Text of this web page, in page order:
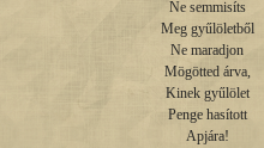
Ne semmisíts
Meg gyűlöletből
Ne maradjon
Mögötted árva,
Kinek gyűlölet
Penge hasított
Apjára!